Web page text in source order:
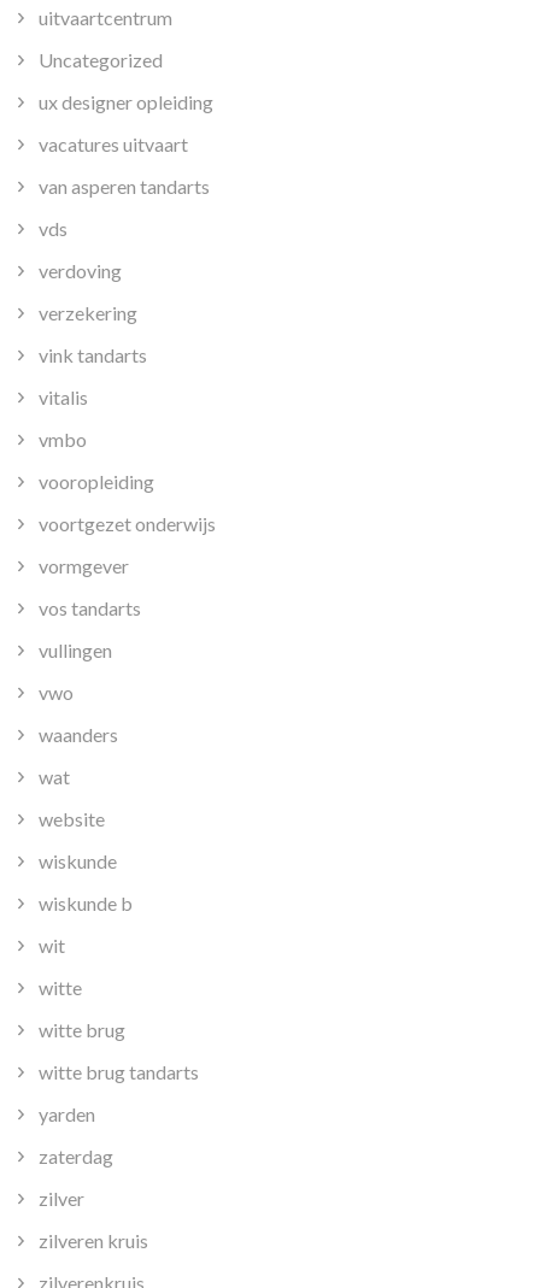
uitvaartcentrum
Uncategorized
ux designer opleiding
vacatures uitvaart
van asperen tandarts
vds
verdoving
verzekering
vink tandarts
vitalis
vmbo
vooropleiding
voortgezet onderwijs
vormgever
vos tandarts
vullingen
vwo
waanders
wat
website
wiskunde
wiskunde b
wit
witte
witte brug
witte brug tandarts
yarden
zaterdag
zilver
zilveren kruis
zilverenkruis